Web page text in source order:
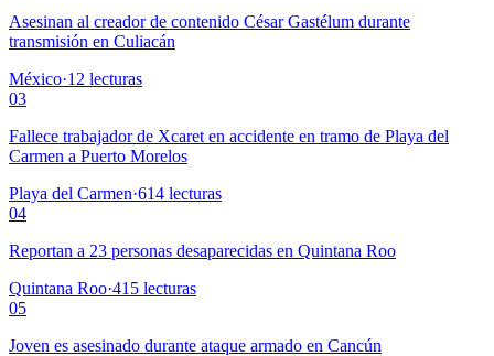
Asesinan al creador de contenido César Gastélum durante
transmisión en Culiacán
México·12 lecturas
03
Fallece trabajador de Xcaret en accidente en tramo de Playa del
Carmen a Puerto Morelos
Playa del Carmen·614 lecturas
04
Reportan a 23 personas desaparecidas en Quintana Roo
Quintana Roo·415 lecturas
05
Joven es asesinado durante ataque armado en Cancún